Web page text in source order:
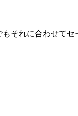
それに合わせて